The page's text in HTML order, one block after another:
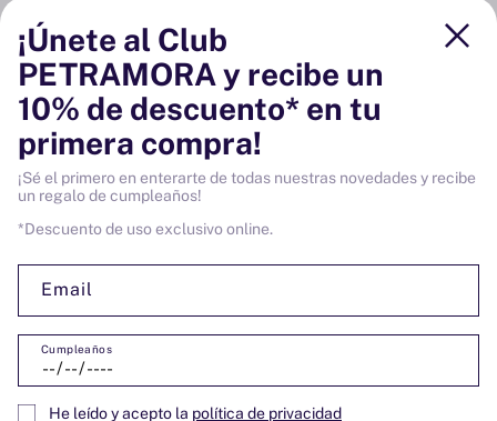
Conservas y ahumados
Despensa
Bodega
Vinos
¡Únete al Club
PETRAMORA y recibe un
10% de descuento* en tu
primera compra!
¡Sé el primero en enterarte de todas nuestras novedades y recibe
un regalo de cumpleaños!
*Descuento de uso exclusivo online.
Email
Cumpleaños
He leído y acepto la política de privacidad